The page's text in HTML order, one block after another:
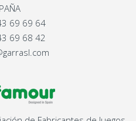
69 69 64
69 68 42